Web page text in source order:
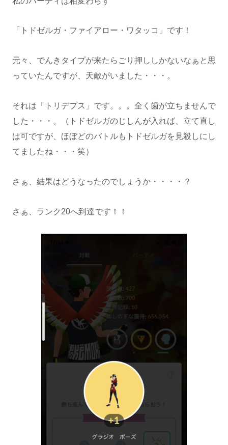
「トドゼルガ・ファイアロー・ワタッコ」です！
元々、でんきタイプが来たらごり押ししかないなぁと思
っていたんですが、天敵がいました・・・。
それは「トリデプス」です。。。全く歯が立ちませんで
した・・・。（トドゼルガのじしんが入れば、立て直し
は可ですが、ほぼどのバトルもトドゼルガを見殺しにし
てましたね・・・笑）
さぁ、結果はどうなったのでしょうか・・・・？
さぁ、ランク20へ到達です！！